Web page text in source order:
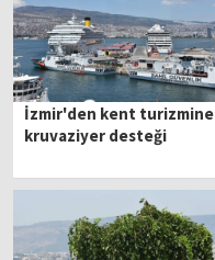
İzmir'den kent turizmine
kruvaziyer desteği